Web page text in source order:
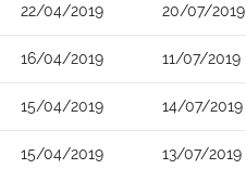
22/04/2019 20/07/2019
16/04/2019 11/07/2019
15/04/2019 14/07/2019
15/04/2019 13/07/2019